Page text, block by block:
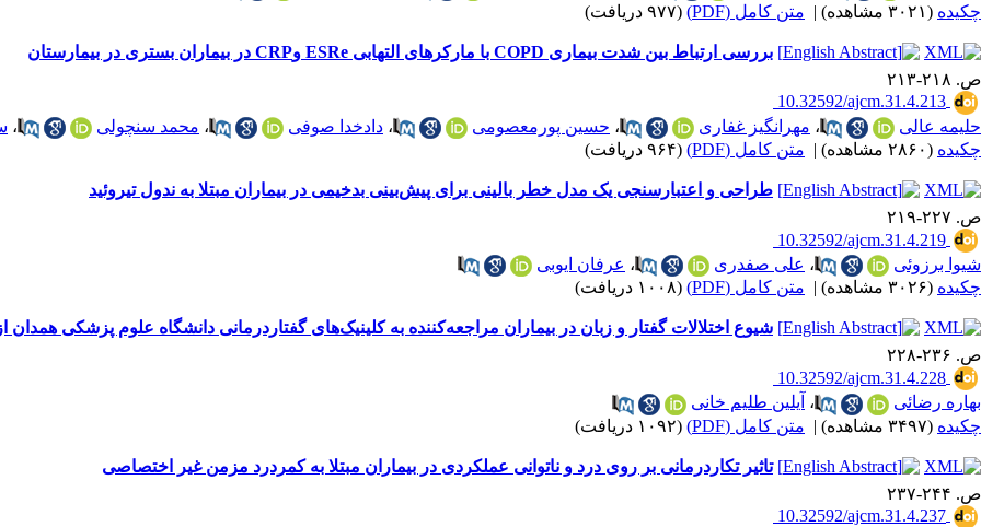
چکیده (۳۰۲۱ مشاهده) | متن کامل (PDF) (۹۷۷ دریافت)
بررسی ارتباط بین شدت بیماری COPD با مارکرهای التهابی ESRe وCRP در بیماران بستری در بیمارستان
ص. ۲۱۸-۲۱۳
‎ 10.32592/ajcm.31.4.213
حلیمه عالی
، مهرانگیز غفاری ، حسین پورمعصومی ، دادخدا صوفی ، محمد سنچولی ،
چکیده (۲۸۶۰ مشاهده) | متن کامل (PDF) (۹۶۴ دریافت)
طراحی و اعتبارسنجی یک مدل خطر بالینی برای پیش‌بینی بدخیمی در بیماران مبتلا به ندول تیروئید
ص. ۲۲۷-۲۱۹
‎ 10.32592/ajcm.31.4.219
شیوا برزوئی
، علی صفدری ، عرفان ایوبی
چکیده (۳۰۲۶ مشاهده) | متن کامل (PDF) (۱۰۰۸ دریافت)
شیوع اختلالات گفتار و زبان در بیماران مراجعه‌کننده به کلینیک‌های گفتاردرمانی دانشگاه علوم پزشکی همدان از سال 1392
ص. ۲۳۶-۲۲۸
‎ 10.32592/ajcm.31.4.228
بهاره رضائی
، آیلین طلیم خانی
چکیده (۳۴۹۷ مشاهده) | متن کامل (PDF) (۱۰۹۲ دریافت)
تاثیر تکاردرمانی بر روی درد و ناتوانی عملکردی در بیماران مبتلا به کمردرد مزمن غیر اختصاصی
ص. ۲۴۴-۲۳۷
‎ 10.32592/ajcm.31.4.237